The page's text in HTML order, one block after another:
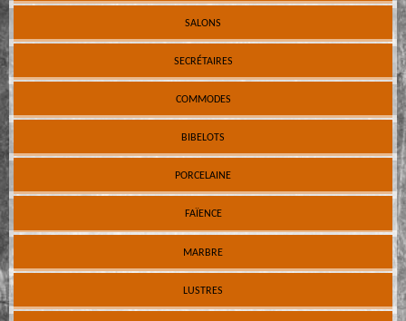
SALONS
SECRÉTAIRES
COMMODES
BIBELOTS
PORCELAINE
FAÏENCE
MARBRE
LUSTRES